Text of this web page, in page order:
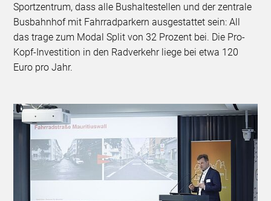
Sportzentrum, dass alle Bushaltestellen und der zentrale
Busbahnhof mit Fahrradparkern ausgestattet sein: All
das trage zum Modal Split von 32 Prozent bei. Die Pro-
Kopf-Investition in den Radverkehr liege bei etwa 120
Euro pro Jahr.